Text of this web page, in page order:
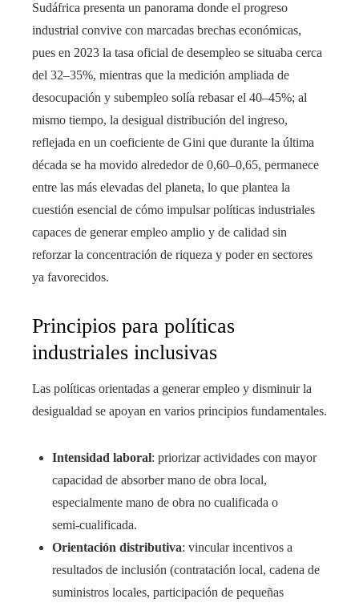
Sudáfrica presenta un panorama donde el progreso
industrial convive con marcadas brechas económicas,
pues en 2023 la tasa oficial de desempleo se situaba cerca
del 32–35%, mientras que la medición ampliada de
desocupación y subempleo solía rebasar el 40–45%; al
mismo tiempo, la desigual distribución del ingreso,
reflejada en un coeficiente de Gini que durante la última
década se ha movido alrededor de 0,60–0,65, permanece
entre las más elevadas del planeta, lo que plantea la
cuestión esencial de cómo impulsar políticas industriales
capaces de generar empleo amplio y de calidad sin
reforzar la concentración de riqueza y poder en sectores
ya favorecidos.
Principios para políticas
industriales inclusivas
Las políticas orientadas a generar empleo y disminuir la
desigualdad se apoyan en varios principios fundamentales.
Intensidad laboral: priorizar actividades con mayor
capacidad de absorber mano de obra local,
especialmente mano de obra no cualificada o
semi‑cualificada.
Orientación distributiva: vincular incentivos a
resultados de inclusión (contratación local, cadena de
suministros locales, participación de pequeñas